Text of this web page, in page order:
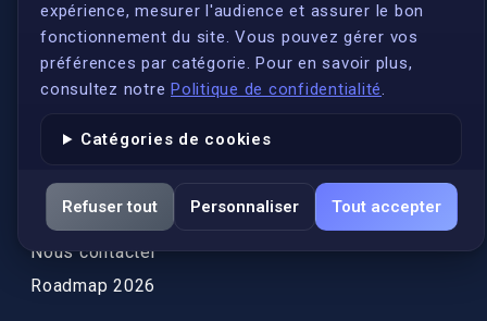
expérience, mesurer l'audience et assurer le bon
fonctionnement du site. Vous pouvez gérer vos
préférences par catégorie. Pour en savoir plus,
consultez notre Politique de confidentialité.
Catégories de cookies
Refuser tout Personnaliser Tout accepter
Qui sommes-nous ?
Conformité
Annuaires des traducteurs assermentés
Actualités
Services
FAQ
Nous contacter
Roadmap 2026